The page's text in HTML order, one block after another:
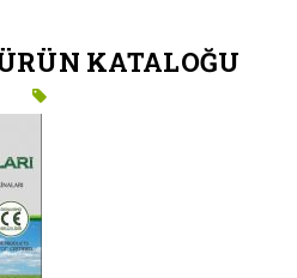
KATALOĞU